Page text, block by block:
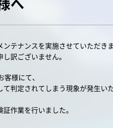
テナンスを実施させていただきま
訳ございません。
様にて、
判定されてしまう現象が発生い
作業を行いました。